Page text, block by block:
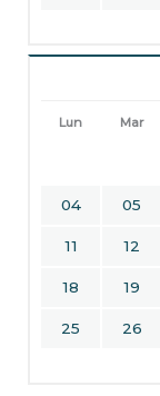
Lun Mar
04 05
11 12
18 19
25 26